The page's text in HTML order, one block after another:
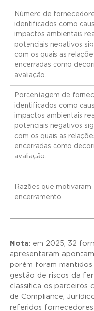
Número de
identificados como
impactos ambientais
potenciais negativos
com os quais as
encerradas como
avaliação.
Porcentagem de
identificados como
impactos ambientais
potenciais negativos
com os quais as
encerradas como
avaliação.
Razões que motivaram
encerramento.
Nota: em 2025, 32
apresentaram
porém foram
gestão de riscos da
classifica os parceiros
de Compliance,
referidos